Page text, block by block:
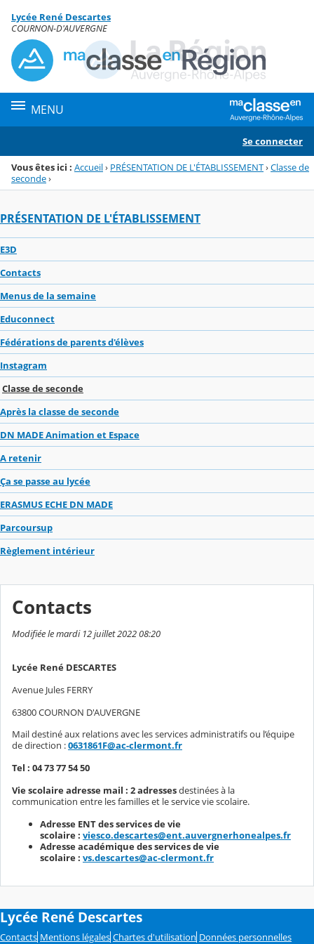
Menu de la rubrique
Contenu
Lycée René Descartes
COURNON-D'AUVERGNE
MENU
Se connecter
Vous êtes ici : Accueil› PRÉSENTATION DE L'ÉTABLISSEMENT›Classe de
seconde›
PRÉSENTATION DE L'ÉTABLISSEMENT
E3D
Contacts
Menus de la semaine
Educonnect
Fédérations de parents d'élèves
Instagram
Classe de seconde
Après la classe de seconde
DN MADE Animation et Espace
A retenir
Ça se passe au lycée
ERASMUS ECHE DN MADE
Parcoursup
Règlement intérieur
Contacts
Modifiée le mardi 12 juillet 2022 08:20
Lycée René DESCARTES
Avenue Jules FERRY
63800 COURNON D'AUVERGNE
Mail destiné aux relations avec les services administratifs ou l’équipe
de direction :0631861F@ac-clermont.fr
Tel : 04 73 77 54 50
Vie scolaire adresse mail : 2 adressesdestinées à la
communication entre les familles et le service vie scolaire.
Adresse ENT des services de vie
scolaire : viesco.descartes@ent.auvergnerhonealpes.fr
Adresse académique des services de vie
scolaire : vs.descartes@ac-clermont.fr
Lycée René Descartes
Contacts Mentions légales Chartes d'utilisation Données personnelles